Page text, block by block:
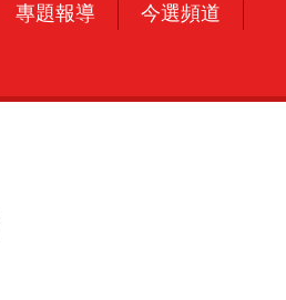
專題報導 今選頻道